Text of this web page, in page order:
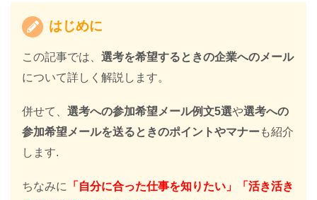
はじめに
この記事では、 選考を希望するときの企業へのメール
について詳しく解説します。
併せて、 選考への参加希望メール例文5選や選考への
参加希望メールを送るときのポイントやマナーも紹介
します.
ちなみに
「自分に合った仕事を知りたい」「活き活き